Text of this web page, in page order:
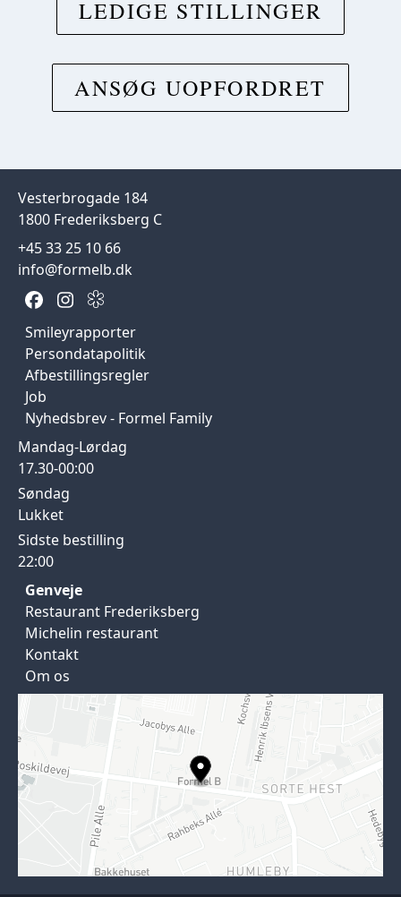
LEDIGE STILLINGER
ANSØG UOPFORDRET
Vesterbrogade 184
1800 Frederiksberg C
+45 33 25 10 66
info@formelb.dk
Smileyrapporter
Persondatapolitik
Afbestillingsregler
Job
Nyhedsbrev - Formel Family
Mandag-Lørdag
17.30-00:00
Søndag
Lukket
Sidste bestilling
22:00
Genveje
Restaurant Frederiksberg
Michelin restaurant
Kontakt
Om os